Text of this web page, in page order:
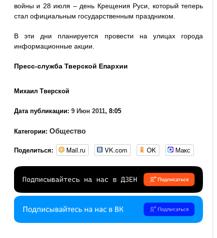
войны и 28 июля – день Крещения Руси, который теперь
стал официальным государственным праздником.
В эти дни планируется провести на улицах города
информационные акции.
Пресс-служба Тверской Епархии
Михаил Тверской
Дата публикации: 9 Июн 2011, 8:05
Категории: Общество
Поделиться: Mail.ru VK.com OK Макс